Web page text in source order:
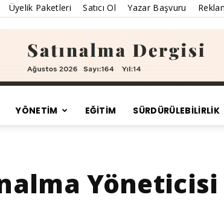
Üyelik Paketleri Satıcı Ol Yazar Başvuru
YÖNETİM EĞİTİM SÜRDÜRÜLEBILIRLIK